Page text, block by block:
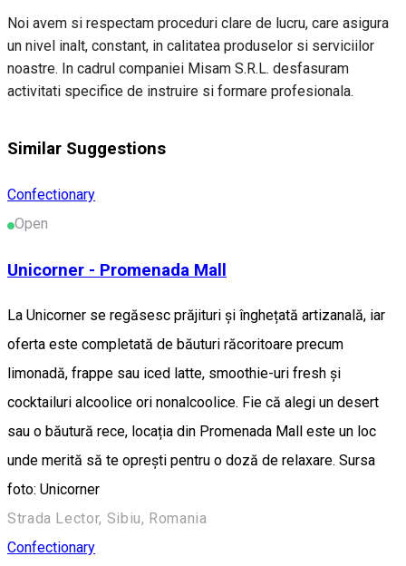
Noi avem si respectam proceduri clare de lucru, care asigura
un nivel inalt, constant, in calitatea produselor si serviciilor
noastre. In cadrul companiei Misam S.R.L. desfasuram
activitati specifice de instruire si formare profesionala.
Similar Suggestions
Confectionary
Open
Unicorner - Promenada Mall
La Unicorner se regăsesc prăjituri și înghețată artizanală, iar
oferta este completată de băuturi răcoritoare precum
limonadă, frappe sau iced latte, smoothie-uri fresh și
cocktailuri alcoolice ori nonalcoolice. Fie că alegi un desert
sau o băutură rece, locația din Promenada Mall este un loc
unde merită să te oprești pentru o doză de relaxare. Sursa
foto: Unicorner
Strada Lector, Sibiu, Romania
Confectionary